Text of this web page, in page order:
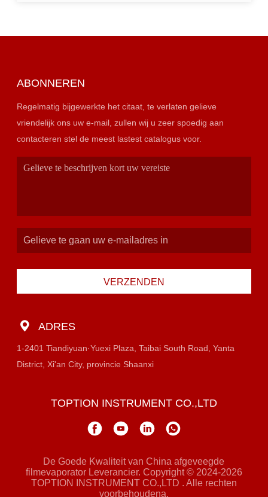
ABONNEREN
Regelmatig bijgewerkte het citaat, te verlaten gelieve
vriendelijk ons uw e-mail, zullen wij u zeer spoedig aan
contacteren stel de meest lastest catalogus voor.
VERZENDEN
ADRES
1-2401 Tiandiyuan·Yuexi Plaza, Taibai South Road, Yanta
District, Xi'an City, provincie Shaanxi
TOPTION INSTRUMENT CO.,LTD
De Goede Kwaliteit van China afgeveegde
filmevaporator Leverancier. Copyright © 2024-2026
TOPTION INSTRUMENT CO.,LTD . Alle rechten
voorbehoudena.